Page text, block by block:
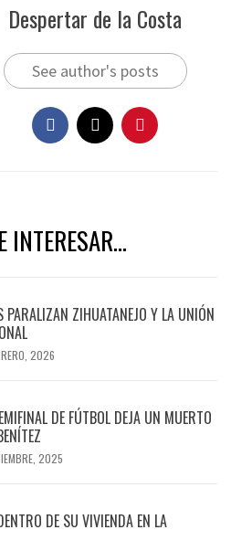
Despertar de la Costa
See author's posts
INTERESAR...
PARALIZAN ZIHUATANEJO Y LA UNIÓN
2026
DE FÚTBOL DEJA UN MUERTO
2025
DE SU VIVIENDA EN LA